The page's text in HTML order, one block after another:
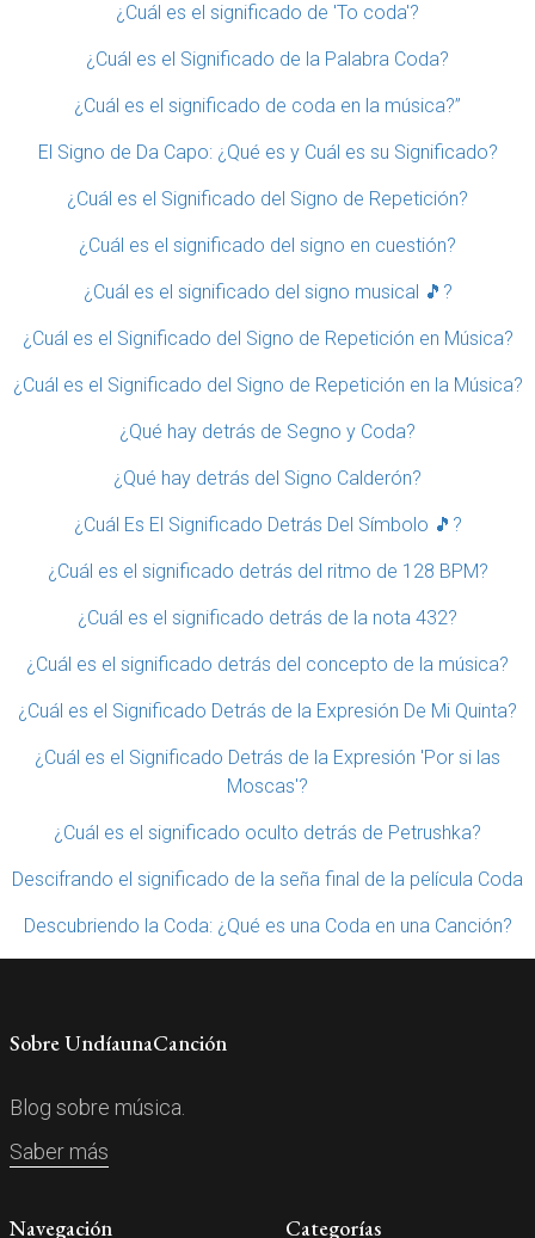
¿Cuál es el significado de 'To coda'?
¿Cuál es el Significado de la Palabra Coda?
¿Cuál es el significado de coda en la música?”
El Signo de Da Capo: ¿Qué es y Cuál es su Significado?
¿Cuál es el Significado del Signo de Repetición?
¿Cuál es el significado del signo en cuestión?
¿Cuál es el significado del signo musical 🎵?
¿Cuál es el Significado del Signo de Repetición en Música?
¿Cuál es el Significado del Signo de Repetición en la Música?
¿Qué hay detrás de Segno y Coda?
¿Qué hay detrás del Signo Calderón?
¿Cuál Es El Significado Detrás Del Símbolo 🎵?
¿Cuál es el significado detrás del ritmo de 128 BPM?
¿Cuál es el significado detrás de la nota 432?
¿Cuál es el significado detrás del concepto de la música?
¿Cuál es el Significado Detrás de la Expresión De Mi Quinta?
¿Cuál es el Significado Detrás de la Expresión 'Por si las
Moscas'?
¿Cuál es el significado oculto detrás de Petrushka?
Descifrando el significado de la seña final de la película Coda
Descubriendo la Coda: ¿Qué es una Coda en una Canción?
Sobre UndíaunaCanción
Blog sobre música.
Saber más
Navegación Categorías